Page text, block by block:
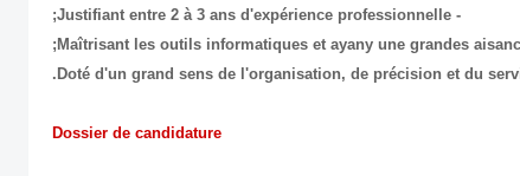
- Justifiant entre 2 à 3 ans d'expérience professionnelle;
Dossier de candidature